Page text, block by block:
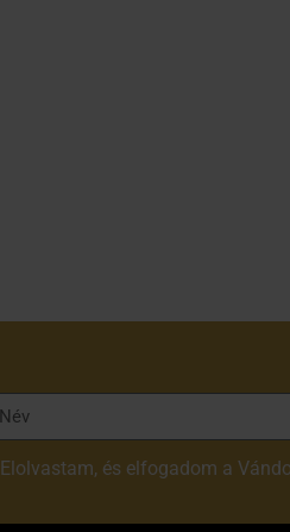
Elolvastam, és elfogadom a